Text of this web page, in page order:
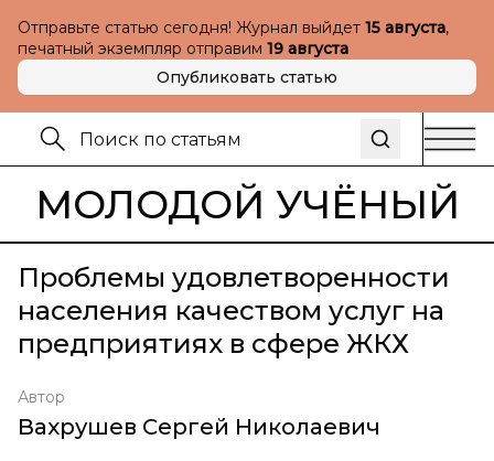
Отправьте статью сегодня! Журнал выйдет 15 августа,
печатный экземпляр отправим 19 августа
Опубликовать статью
МОЛОДОЙ УЧЁНЫЙ
Проблемы удовлетворенности
населения качеством услуг на
предприятиях в сфере ЖКХ
Автор
Вахрушев Сергей Николаевич